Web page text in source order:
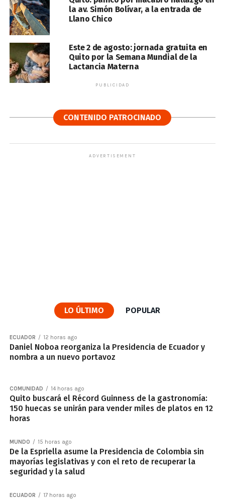
la av. Simón Bolívar, a la entrada de
Llano Chico
Este 2 de agosto: jornada gratuita en
Quito por la Semana Mundial de la
Lactancia Materna
PUBLICIDAD
CONTENIDO PATROCINADO
ADVERTISEMENT
LO ÚLTIMO POPULAR
ECUADOR 12 horas ago
Daniel Noboa reorganiza la Presidencia de Ecuador y
nombra a un nuevo portavoz
COMUNIDAD 14 horas ago
Quito buscará el Récord Guinness de la gastronomía:
150 huecas se unirán para vender miles de platos en 12
horas
MUNDO 15 horas ago
De la Espriella asume la Presidencia de Colombia sin
mayorías legislativas y con el reto de recuperar la
seguridad y la salud
ECUADOR 17 horas ago